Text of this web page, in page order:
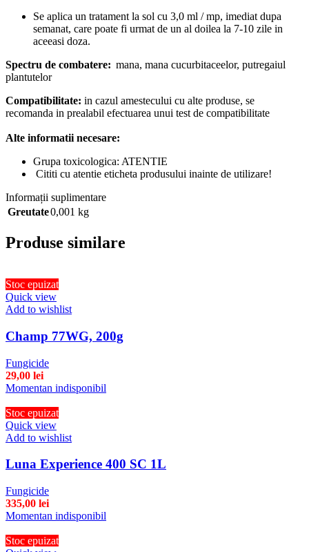
Se aplica un tratament la sol cu 3,0 ml / mp, imediat dupa
semanat, care poate fi urmat de un al doilea la 7-10 zile in
aceeasi doza.
Spectru de combatere: mana, mana cucurbitaceelor, putregaiul
plantutelor
Compatibilitate: in cazul amestecului cu alte produse, se
recomanda in prealabil efectuarea unui test de compatibilitate
Alte informatii necesare:
Grupa toxicologica: ATENTIE
Cititi cu atentie eticheta produsului inainte de utilizare!
Informații suplimentare
Greutate0,001 kg
Produse similare
Stoc epuizat
Quick view
Add to wishlist
Champ 77WG, 200g
Fungicide
29,00 lei
Momentan indisponibil
Stoc epuizat
Quick view
Add to wishlist
Luna Experience 400 SC 1L
Fungicide
335,00 lei
Momentan indisponibil
Stoc epuizat